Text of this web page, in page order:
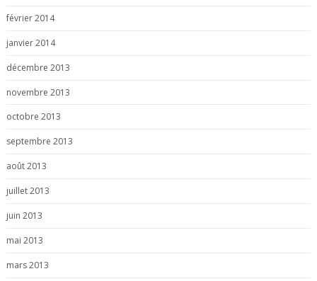
février 2014
janvier 2014
décembre 2013
novembre 2013
octobre 2013
septembre 2013
août 2013
juillet 2013
juin 2013
mai 2013
mars 2013